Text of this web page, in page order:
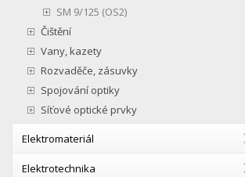
SM 9/125 (OS2)
Čištění
Vany, kazety
Rozvaděče, zásuvky
Spojování optiky
Síťové optické prvky
Elektromateriál
Elektrotechnika